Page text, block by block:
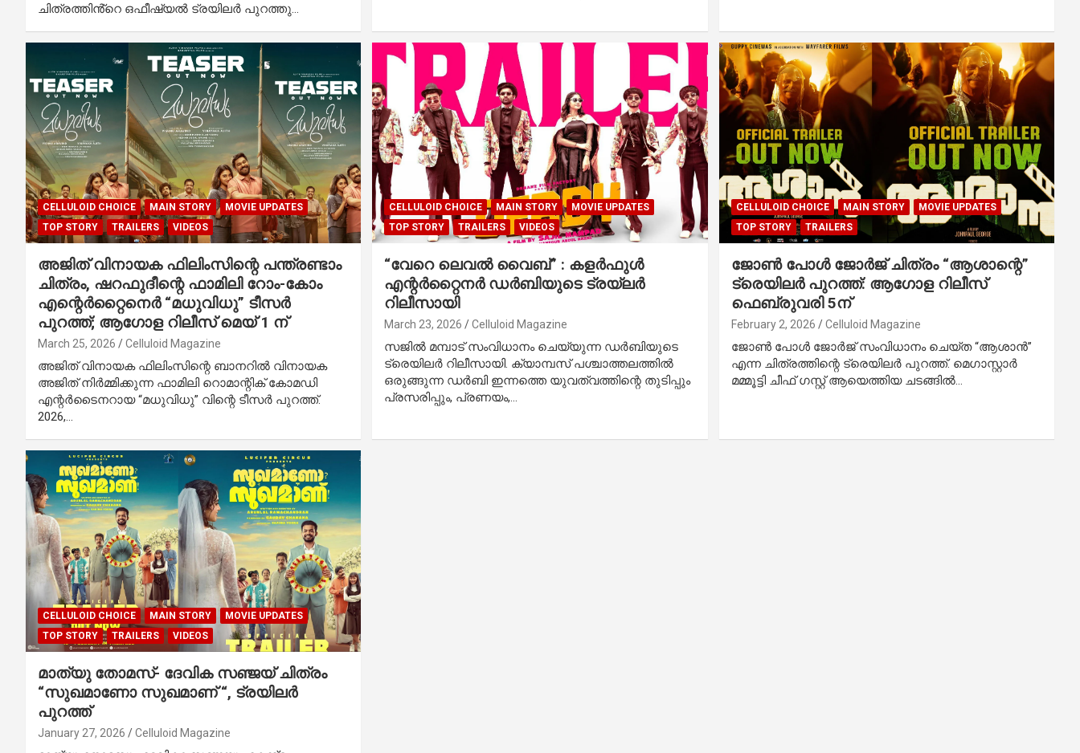
ചിത്രത്തിൻ്റെ ഒഫീഷ്യൽ ട്രയിലർ പുറത്തു…
CELLULOID CHOICE MAIN STORY
MOVIE UPDATES
TOP STORY
TRAILERS VIDEOS
അജിത് വിനായക ഫിലിംസിന്റെ പന്ത്രണ്ടാം
ചിത്രം, ഷറഫുദീന്റെ ഫാമിലി റോം-കോം
എന്റെർറ്റൈനെർ “മധുവിധു” ടീസർ
പുറത്ത്; ആഗോള റിലീസ് മെയ് 1 ന്
March 25, 2026 Celluloid Magazine
അജിത് വിനായക ഫിലിംസിന്റെ ബാനറിൽ വിനായക
അജിത് നിർമ്മിക്കുന്ന ഫാമിലി റൊമാന്റിക് കോമഡി
എന്റർടൈനറായ “മധുവിധു” വിന്റെ ടീസർ പുറത്ത്.
2026,…
CELLULOID CHOICE MAIN STORY
MOVIE UPDATES
TOP STORY
TRAILERS VIDEOS
“വേറെ ലെവൽ വൈബ്” : കളർഫുൾ
എന്റർറ്റൈനർ ഡർബിയുടെ ട്രയ്ലർ
റിലീസായി
March 23, 2026 Celluloid Magazine
സജിൽ മമ്പാട് സംവിധാനം ചെയ്യുന്ന ഡർബിയുടെ
ട്രെയിലർ റിലീസായി. ക്യാമ്പസ് പശ്ചാത്തലത്തിൽ
ഒരുങ്ങുന്ന ഡർബി ഇന്നത്തെ യുവത്വത്തിന്റെ തുടിപ്പും
പ്രസരിപ്പും, പ്രണയം,…
CELLULOID CHOICE MAIN STORY
MOVIE UPDATES
TOP STORY
TRAILERS
ജോൺ പോൾ ജോർജ് ചിത്രം “ആശാന്റെ”
ട്രെയിലർ പുറത്ത്: ആഗോള റിലീസ്
ഫെബ്രുവരി 5ന്
February 2, 2026 Celluloid Magazine
ജോൺ പോൾ ജോർജ് സംവിധാനം ചെയ്ത “ആശാൻ”
എന്ന ചിത്രത്തിന്റെ ട്രെയിലർ പുറത്ത്. മെഗാസ്റ്റാർ
മമ്മൂട്ടി ചീഫ് ഗസ്റ്റ് ആയെത്തിയ ചടങ്ങിൽ…
CELLULOID CHOICE MAIN STORY
MOVIE UPDATES
TOP STORY
TRAILERS VIDEOS
മാത്യു തോമസ്- ദേവിക സഞ്ജയ് ചിത്രം
“സുഖമാണോ സുഖമാണ് “, ട്രയിലർ
പുറത്ത്
January 27, 2026 Celluloid Magazine